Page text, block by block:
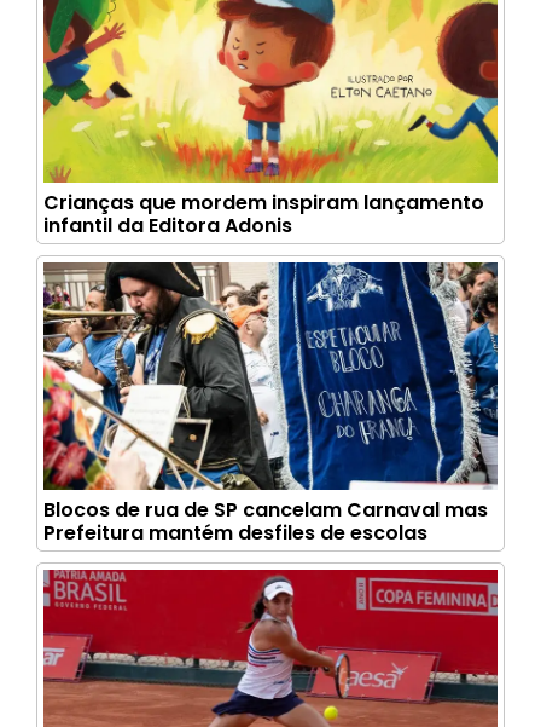
Crianças que mordem inspiram lançamento
infantil da Editora Adonis
Blocos de rua de SP cancelam Carnaval mas
Prefeitura mantém desfiles de escolas